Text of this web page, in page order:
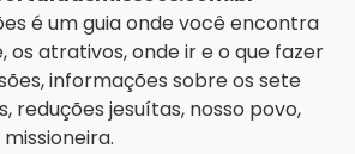
é um guia onde você encontra
os atrativos, onde ir e o que fazer
informações sobre os sete
reduções jesuítas, nosso povo,